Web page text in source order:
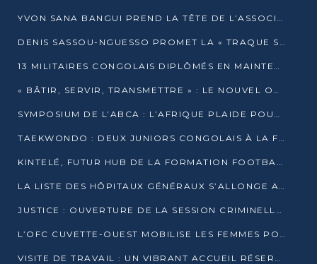
YVON SANA BANGUI PREND LA TÊTE DE L’ASSOCIATION DES BANQUES CENTRALES AFRICAINES
DENIS SASSOU-NGUESSO PROMET LA « TRAQUE SANS RELÂCHE » DU GRAND BANDITISME
13 MILITAIRES CONGOLAIS DIPLÔMÉS EN MAINTENANCE INDUSTRIELLE APRÈS TROIS ANS DE FORMATION À L’UNIVERSITÉ MARIEN-NGOUABI
« BÂTIR, SERVIR, TRANSMETTRE » : LE NOUVEL OUVRAGE QUI INTERPELLE LES COLLECTIVITÉS
SYMPOSIUM DE L’ABCA : L’AFRIQUE PLAIDE POUR UN FINANCEMENT CLIMATIQUE ÉQUITABLE
TAEKWONDO : DEUX JUNIORS CONGOLAIS À LA FINALE D’OPEN SYRIES 2025 À ABIDJAN
KINTELÉ, FUTUR HUB DE LA FORMATION FOOTBALLISTIQUE AFRICAINE ?
LA LISTE DES HÔPITAUX GÉNÉRAUX S’ALLONGE AU CONGO
JUSTICE : OUVERTURE DE LA SESSION CRIMINELLE À BRAZZAVILLE AVEC 52 DOSSIERS AU RÔLE
L’OFC CUVETTE-OUEST MOBILISE LES FEMMES POUR ACCUEILLIR LE PRÉSIDENT DE LA RÉPUBLIQUE
VISITE DE TRAVAIL : UN VIBRANT ACCUEIL RÉSERVÉ À DENIS SASSOU-N’GUESSO PAR L’ASSOCIATION « LES AMIS DE WOMO »